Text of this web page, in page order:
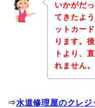
いかがだ
てきたよ
ットカー
ります。
トより、
れません。
⇒水道修理屋のクレ